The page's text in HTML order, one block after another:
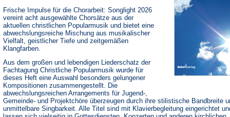
Frische Impulse für die Chorarbeit: Songlight 2026
vereint acht ausgewählte Chorsätze aus der
aktuellen christlichen Popularmusik und bietet eine
abwechslungsreiche Mischung aus musikalischer
Vielfalt, geistlicher Tiefe und zeitgemäßen
Klangfarben.
Aus dem großen und lebendigen Liederschatz der
Fachtagung Christliche Popularmusik wurde für
dieses Heft eine Auswahl besonders gelungener
Kompositionen zusammengestellt. Die
abwechslungsreichen Arrangements für Jugend-,
Gemeinde- und Projektchöre überzeugen durch ihre stilistische Bandbreite
unmittelbare Singbarkeit. Alle Titel sind mit Klavierbegleitung eingerichtet